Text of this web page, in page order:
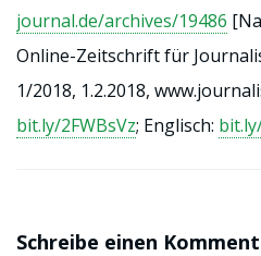
journal.de/archives/19486
Online-Zeitschrift für
1/2018, 1.2.2018,
bit.ly/2FWBsVz; Englisch:
Schreibe einen